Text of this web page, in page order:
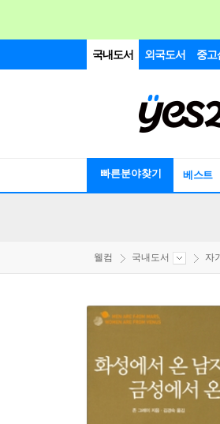
국내도서 외국도서 중고
빠른분야찾기 베스트
웰컴 국내도서 자